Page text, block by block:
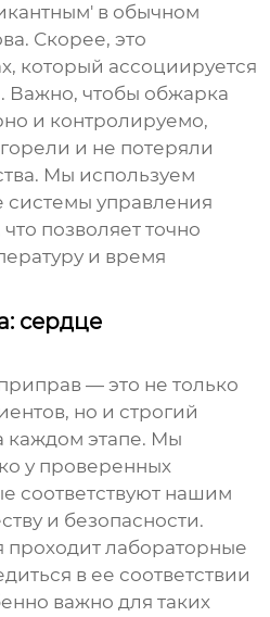
в обычном
Скорее, это
который ассоциируется
Важно, чтобы обжарка
и контролируемо,
и не потеряли
Мы используем
системы управления
позволяет точно
и время
сердце
— это не только
но и строгий
каждом этапе. Мы
у проверенных
соответствуют нашим
и безопасности.
проходит лабораторные
в ее соответствии
важно для таких